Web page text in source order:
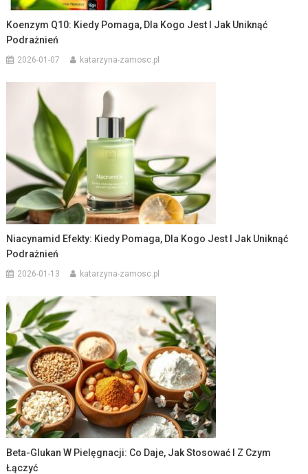
Koenzym Q10: Kiedy Pomaga, Dla Kogo Jest I Jak Uniknąć
Podrażnień
2026-01-07 katarzyna-zamosc.pl
Niacynamid Efekty: Kiedy Pomaga, Dla Kogo Jest I Jak Uniknąć
Podrażnień
2026-01-13 katarzyna-zamosc.pl
Beta-Glukan W Pielęgnacji: Co Daje, Jak Stosować I Z Czym
Łączyć